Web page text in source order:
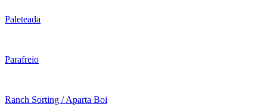
Paleteada
Parafreio
Ranch Sorting / Aparta Boi